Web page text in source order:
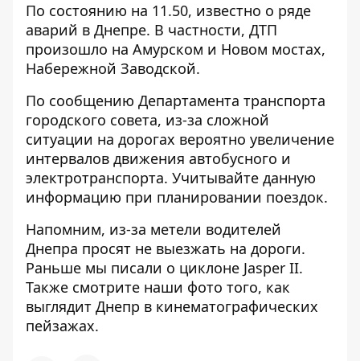
По состоянию на 11.50, известно о ряде
аварий в Днепре. В частности, ДТП
произошло на Амурском и Новом мостах,
Набережной Заводской.
По сообщению Департамента транспорта
городского совета, из-за сложной
ситуации на дорогах вероятно увеличение
интервалов движения автобусного и
электротранспорта. Учитывайте данную
информацию при планировании поездок.
Напомним, из-за метели водителей
Днепра просят не выезжать на дороги.
Раньше мы писали о циклоне Jasper II.
Также смотрите наши фото того, как
выглядит Днепр в кинематографических
пейзажах.